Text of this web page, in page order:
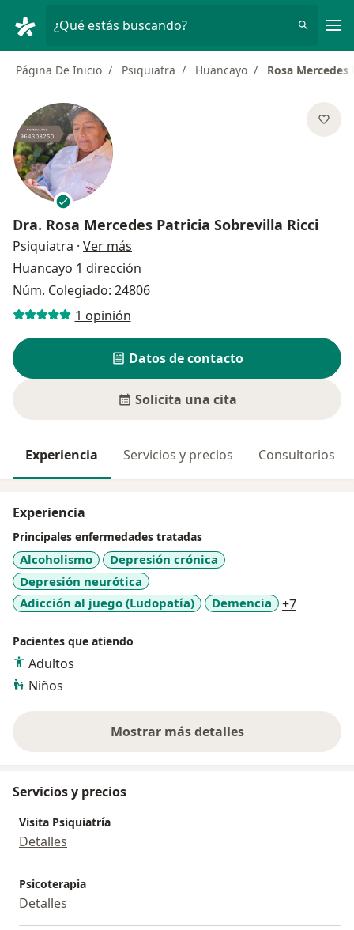
¿Qué estás buscando?
Página De Inicio Psiquiatra Huancayo Rosa
Dra. Rosa Mercedes Patricia Sobrevilla Ricci
Psiquiatra · Ver más
Huancayo 1 dirección
Núm. Colegiado: 24806
1 opinión
Datos de contacto
Solicita una cita
Experiencia Servicios y precios Consultorios
Experiencia
Principales enfermedades tratadas
Alcoholismo
Depresión crónica
Depresión neurótica
Adicción al juego (Ludopatía)
Demencia +7
Pacientes que atiendo
Adultos
Niños
Mostrar más detalles
sobre la experiencia
Servicios y precios
Visita Psiquiatría
Detalles
Psicoterapia
Detalles